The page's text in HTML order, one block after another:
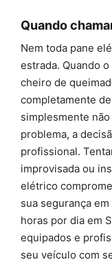
Quando
Nem toda pane
estrada. Quando
cheiro de
completamente
simplesmente
problema, a
profissional.
improvisada ou
elétrico
sua segurança
horas por dia em
equipados e
seu veículo com